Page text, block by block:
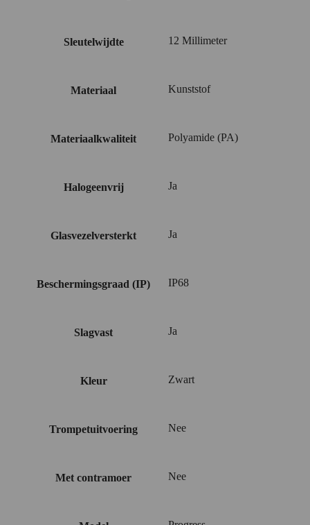
Sleutelwijdte 12 Millimeter
Materiaal Kunststof
Materiaalkwaliteit Polyamide (PA)
Halogeenvrij Ja
Glasvezelversterkt Ja
Beschermingsgraad (IP) IP68
Slagvast Ja
Kleur Zwart
Trompetuitvoering Nee
Met contramoer Nee